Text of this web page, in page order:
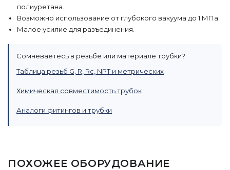
полиуретана.
Возможно использование от глубокого вакуума до 1 МПа.
Малое усилие для разъединения.
Сомневаетесь в резьбе или материале трубки?
Таблица резьб G, R, Rc, NPT и метрических ·
Химическая совместимость трубок ·
Аналоги фитингов и трубки
ПОХОЖЕЕ ОБОРУДОВАНИЕ